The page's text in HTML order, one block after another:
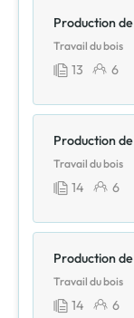
Production
Travail du bois
13 6
Production
Travail du bois
14 6
Production
Travail du bois
14 6